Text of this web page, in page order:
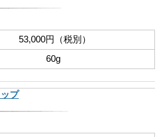
53,000円（税別）
60g
プ